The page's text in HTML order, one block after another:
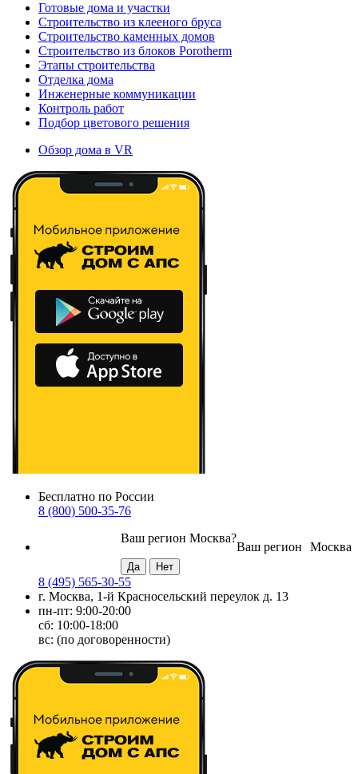
Готовые дома и участки
Строительство из клееного бруса
Строительство каменных домов
Строительство из блоков Porotherm
Этапы строительства
Отделка дома
Инженерные коммуникации
Контроль работ
Подбор цветового решения
Обзор дома в VR
Бесплатно по России
8 (800) 500-35-76
Москва
Ваш регион
Ваш регион Москва?
8 (495) 565-30-55
г. Москва, 1-й Красносельский переулок д. 13
пн-пт: 9:00-20:00
сб: 10:00-18:00
вс: (по договоренности)